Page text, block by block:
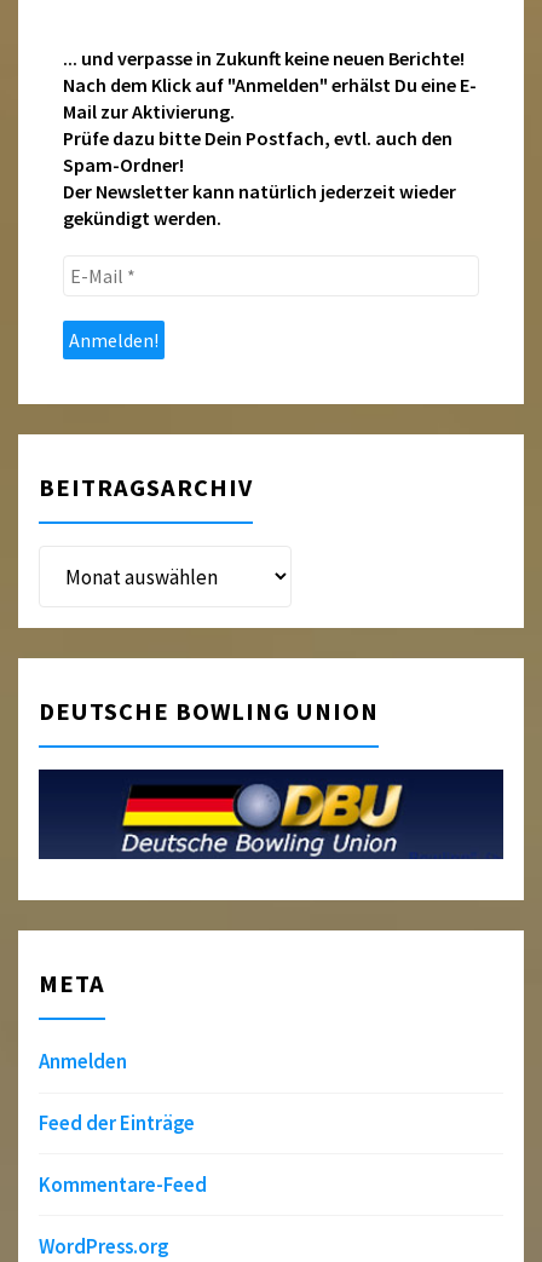
... und verpasse in Zukunft keine neuen Berichte!
Nach dem Klick auf "Anmelden" erhälst Du eine E-
Mail zur Aktivierung.
Prüfe dazu bitte Dein Postfach, evtl. auch den
Spam-Ordner!
Der Newsletter kann natürlich jederzeit wieder
gekündigt werden.
E-
*
BEITRAGSARCHIV
Beitragsarchiv
DEUTSCHE BOWLING UNION
META
Anmelden
Feed der Einträge
Kommentare-Feed
WordPress.org